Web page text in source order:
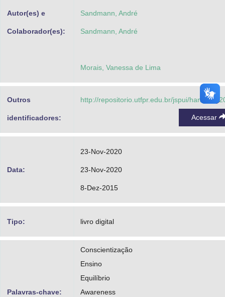
Autor(es) e
Colaborador(es):
Sandmann, André
Sandmann, André
Morais, Vanessa de Lima
Outros
identificadores:
http://repositorio.utfpr.edu.br/jspui/handle/1/
Acessar
Data:
23-Nov-2020
23-Nov-2020
8-Dez-2015
Tipo: livro digital
Palavras-chave:
Conscientização
Ensino
Equilíbrio
Awareness